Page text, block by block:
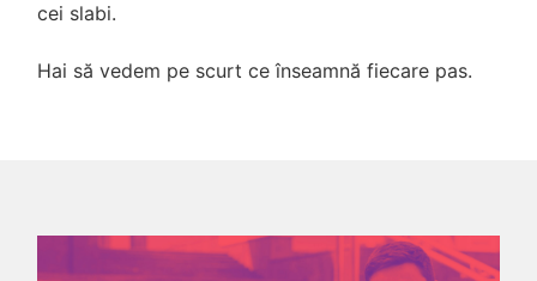
cei slabi.
Hai să vedem pe scurt ce înseamnă fiecare pas.